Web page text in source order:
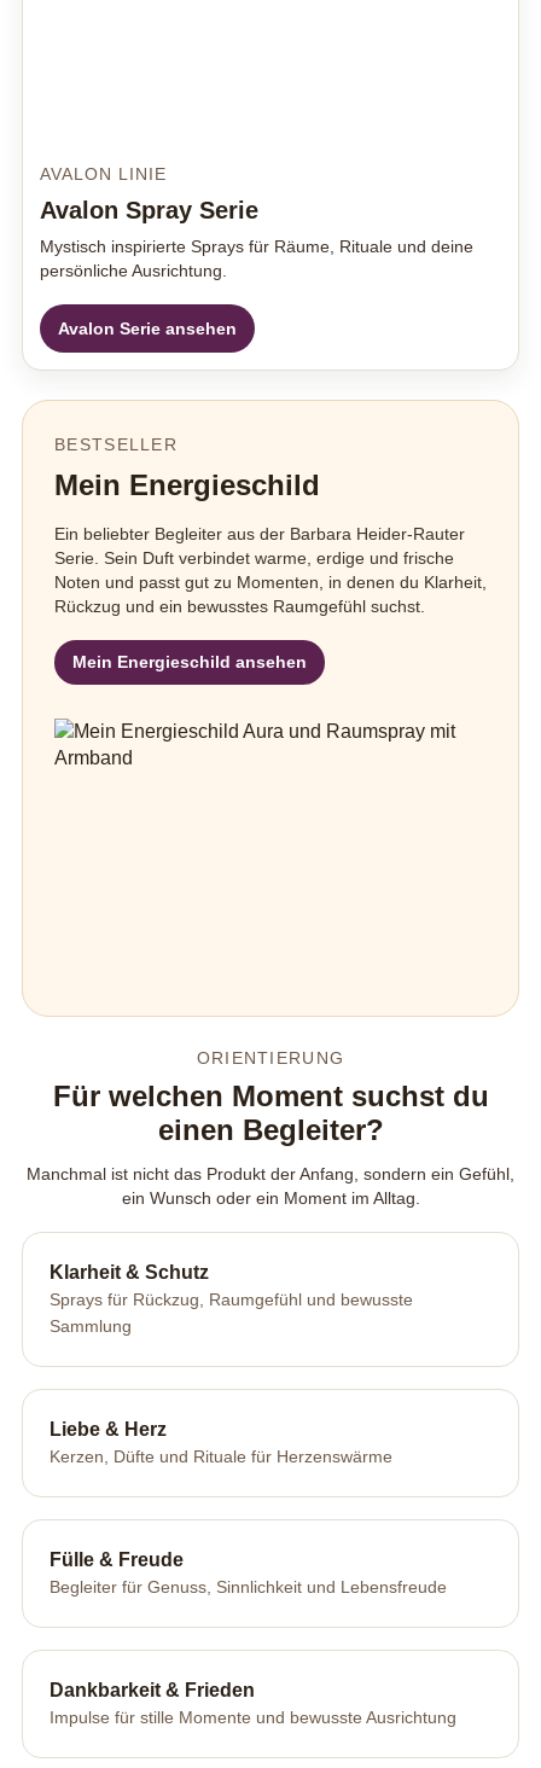
AVALON LINIE
Avalon Spray Serie
Mystisch inspirierte Sprays für Räume, Rituale und deine
persönliche Ausrichtung.
Avalon Serie ansehen
BESTSELLER
Mein Energieschild
Ein beliebter Begleiter aus der Barbara Heider-Rauter
Serie. Sein Duft verbindet warme, erdige und frische
Noten und passt gut zu Momenten, in denen du Klarheit,
Rückzug und ein bewusstes Raumgefühl suchst.
Mein Energieschild ansehen
ORIENTIERUNG
Für welchen Moment suchst du
einen Begleiter?
Manchmal ist nicht das Produkt der Anfang, sondern ein Gefühl,
ein Wunsch oder ein Moment im Alltag.
Klarheit & Schutz
Sprays für Rückzug, Raumgefühl und bewusste
Sammlung
Liebe & Herz
Kerzen, Düfte und Rituale für Herzenswärme
Fülle & Freude
Begleiter für Genuss, Sinnlichkeit und Lebensfreude
Dankbarkeit & Frieden
Impulse für stille Momente und bewusste Ausrichtung